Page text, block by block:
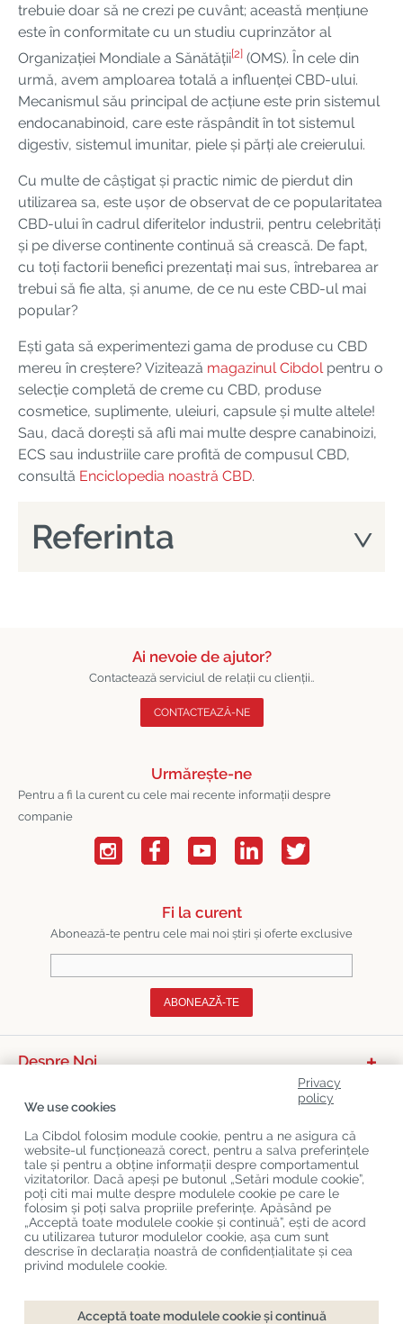
trebuie doar să ne crezi pe cuvânt; această mențiune
este în conformitate cu un studiu cuprinzător al
Organizației Mondiale a Sănătății[2] (OMS). În cele din
urmă, avem amploarea totală a influenței CBD-ului.
Mecanismul său principal de acțiune este prin sistemul
endocanabinoid, care este răspândit în tot sistemul
digestiv, sistemul imunitar, piele și părți ale creierului.
Cu multe de câștigat și practic nimic de pierdut din
utilizarea sa, este ușor de observat de ce popularitatea
CBD-ului în cadrul diferitelor industrii, pentru celebrități
și pe diverse continente continuă să crească. De fapt,
cu toți factorii benefici prezentați mai sus, întrebarea ar
trebui să fie alta, și anume, de ce nu este CBD-ul mai
popular?
Ești gata să experimentezi gama de produse cu CBD
mereu în creștere? Vizitează magazinul Cibdolpentru o
selecție completă de creme cu CBD, produse
cosmetice, suplimente, uleiuri, capsule și multe altele!
Sau, dacă dorești să afli mai multe despre canabinoizi,
ECS sau industriile care profită de compusul CBD,
consultă Enciclopedia noastră CBD.
Referinta
Ai nevoie de ajutor?
Contactează serviciul de relații cu clienții..
CONTACTEAZĂ-NE
Urmărește-ne
Pentru a fi la curent cu cele mai recente informații despre
companie
Fi la curent
Abonează-te pentru cele mai noi știri și oferte exclusive
ABONEAZĂ-TE
Despre Noi
Ultimele Postări Pe Blog
Privacy
policy
We use cookies
La Cibdol folosim module cookie, pentru a ne asigura că
website-ul funcționează corect, pentru a salva preferințele
tale și pentru a obține informații despre comportamentul
vizitatorilor. Dacă apeși pe butonul „Setări module cookie”,
poți citi mai multe despre modulele cookie pe care le
folosim și poți salva propriile preferințe. Apăsând pe
„Acceptă toate modulele cookie și continuă”, ești de acord
cu utilizarea tuturor modulelor cookie, așa cum sunt
descrise în declarația noastră de confidențialitate și cea
privind modulele cookie.
Acceptă toate modulele cookie și continuă
Copyright©CibdolLast updated 09-08-2026
Cibdol bv, Handelsweg 1a, 5492NL Sint-Oedenrode, the Netherlands
KvK: 76495035 VAT: NL860644923B01